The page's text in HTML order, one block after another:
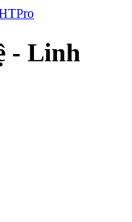
- Linh